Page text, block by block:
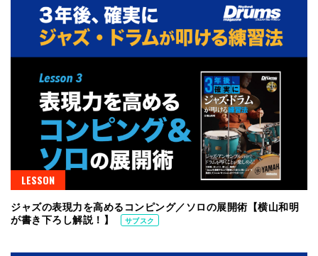
LESSON
ジャズの表現力を高めるコンピング／ソロの展開術【横山和明
が書き下ろし解説！】
サブスク